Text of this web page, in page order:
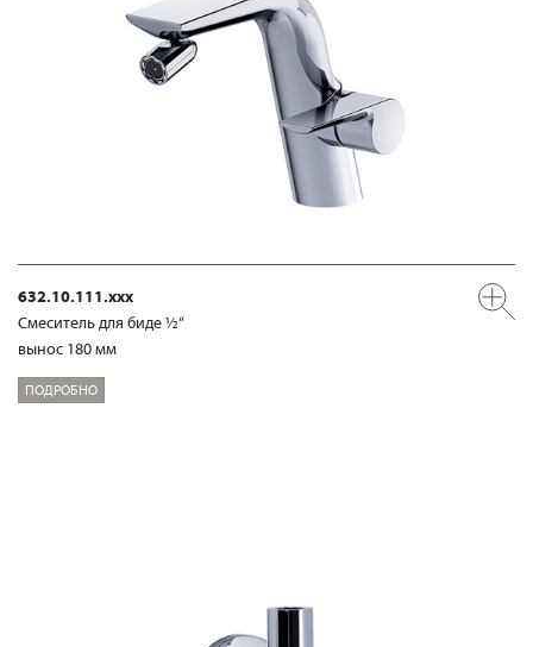
632.10.111.xxx
Смеситель для биде ½“
вынос 180 мм
ПОДРОБНО